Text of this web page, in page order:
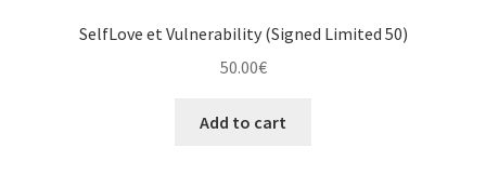
SelfLove et Vulnerability (Signed Limited 50)
50.00€
Add to cart